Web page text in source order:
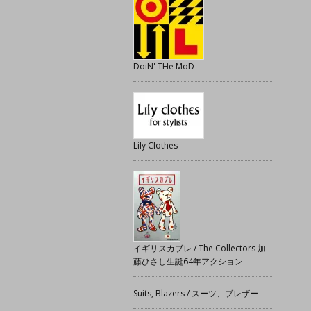
DoiN' THe MoD
Lily Clothes
イギリスカブレ / The Collectors 加
藤ひさし生誕64年アクション
Suits, Blazers / スーツ、ブレザー